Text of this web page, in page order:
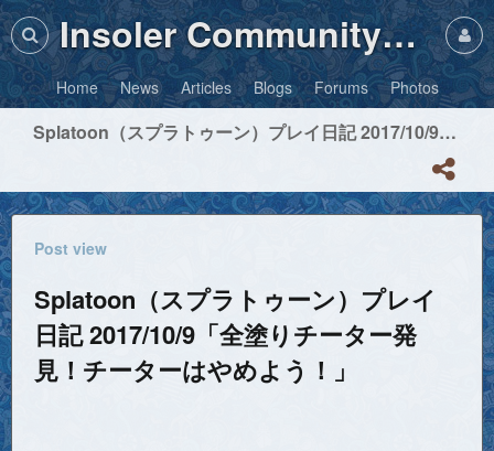
Insoler Community・Photos
Home News Articles Blogs Forums Photos
Splatoon（スプラトゥーン）プレイ日記 2017/10/9「全塗りチーター発見！チーターはやめよう！」
Post view
Splatoon（スプラトゥーン）プレイ
日記 2017/10/9「全塗りチーター発
見！チーターはやめよう！」